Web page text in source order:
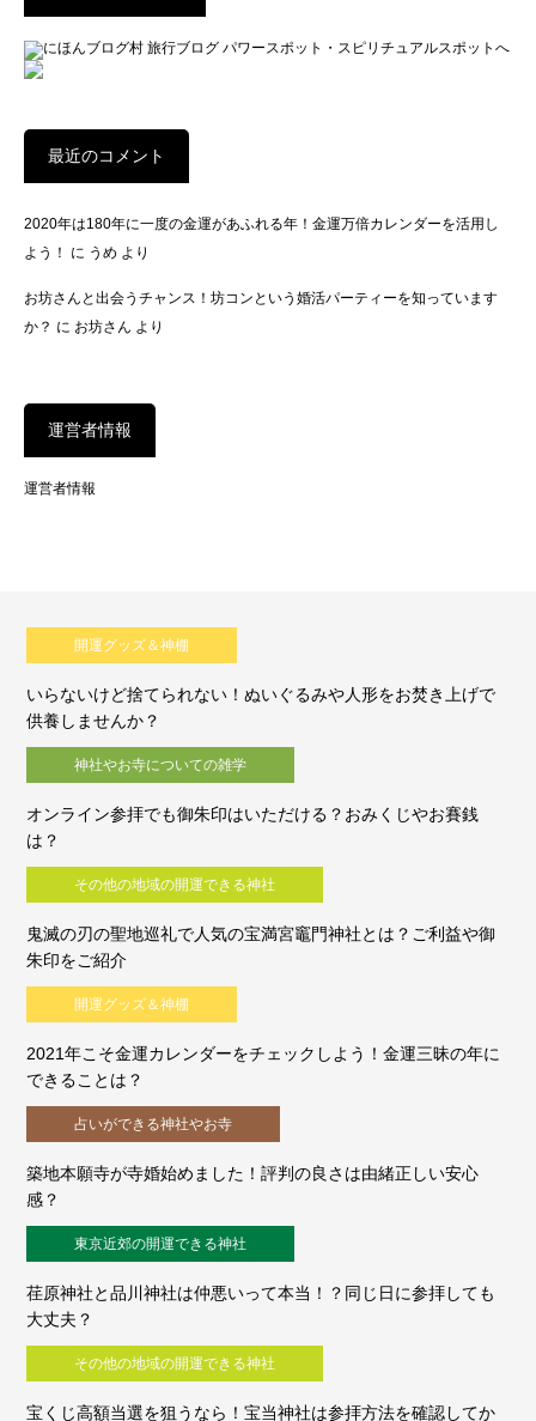
最近のコメント
2020年は180年に一度の金運があふれる年！金運万倍カレンダーを活用し
よう！
に うめ より
お坊さんと出会うチャンス！坊コンという婚活パーティーを知っています
か？ に お坊さん より
運営者情報
運営者情報
開運グッズ＆神棚
いらないけど捨てられない！ぬいぐるみや人形をお焚き上げで
供養しませんか？
神社やお寺についての雑学
オンライン参拝でも御朱印はいただける？おみくじやお賽銭
は？
その他の地域の開運できる神社
鬼滅の刃の聖地巡礼で人気の宝満宮竈門神社とは？ご利益や御
朱印をご紹介
開運グッズ＆神棚
2021年こそ金運カレンダーをチェックしよう！金運三昧の年に
できることは？
占いができる神社やお寺
築地本願寺が寺婚始めました！評判の良さは由緒正しい安心
感？
東京近郊の開運できる神社
荏原神社と品川神社は仲悪いって本当！？同じ日に参拝しても
大丈夫？
その他の地域の開運できる神社
宝くじ高額当選を狙うなら！宝当神社は参拝方法を確認してか